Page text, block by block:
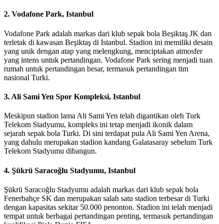
2. Vodafone Park, Istanbul
Vodafone Park adalah markas dari klub sepak bola Beşiktaş JK dan
terletak di kawasan Beşiktaş di Istanbul. Stadion ini memiliki desain
yang unik dengan atap yang melengkung, menciptakan atmosfer
yang intens untuk pertandingan. Vodafone Park sering menjadi tuan
rumah untuk pertandingan besar, termasuk pertandingan tim
nasional Turki.
3. Ali Sami Yen Spor Kompleksi, Istanbul
Meskipun stadion lama Ali Sami Yen telah digantikan oleh Turk
Telekom Stadyumu, kompleks ini tetap menjadi ikonik dalam
sejarah sepak bola Turki. Di sini terdapat pula Ali Sami Yen Arena,
yang dahulu merupakan stadion kandang Galatasaray sebelum Turk
Telekom Stadyumu dibangun.
4. Şükrü Saracoğlu Stadyumu, Istanbul
Şükrü Saracoğlu Stadyumu adalah markas dari klub sepak bola
Fenerbahçe SK dan merupakan salah satu stadion terbesar di Turki
dengan kapasitas sekitar 50.000 penonton. Stadion ini telah menjadi
tempat untuk berbagai pertandingan penting, termasuk pertandingan